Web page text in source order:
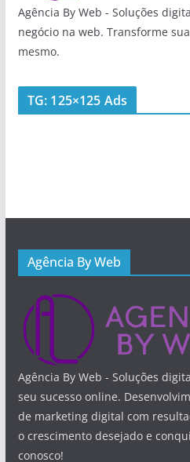
Agência By Web - Soluções
negócio na web. Transforme
mesmo.
TG: 125×125 Ads
Agência By Web
Agência By Web - Soluções
seu sucesso online.
de marketing digital com
o crescimento desejado e
conosco!